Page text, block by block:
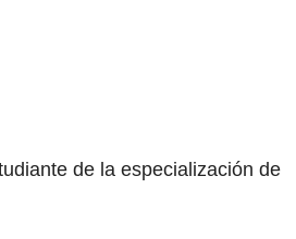
de la especialización de